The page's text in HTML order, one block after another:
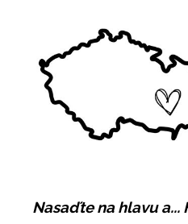
Nasaďte na hlavu a...